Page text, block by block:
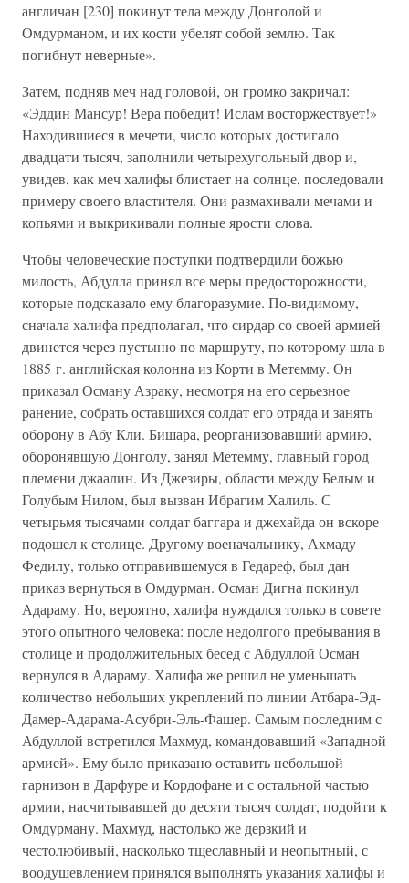
англичан [230] покинут тела между Донголой и
Омдурманом, и их кости убелят собой землю. Так
погибнут неверные».
Затем, подняв меч над головой, он громко закричал:
«Эддин Мансур! Вера победит! Ислам восторжествует!»
Находившиеся в мечети, число которых достигало
двадцати тысяч, заполнили четырехугольный двор и,
увидев, как меч халифы блистает на солнце, последовали
примеру своего властителя. Они размахивали мечами и
копьями и выкрикивали полные ярости слова.
Чтобы человеческие поступки подтвердили божью
милость, Абдулла принял все меры предосторожности,
которые подсказало ему благоразумие. По-видимому,
сначала халифа предполагал, что сирдар со своей армией
двинется через пустыню по маршруту, по которому шла в
1885 г. английская колонна из Корти в Метемму. Он
приказал Осману Азраку, несмотря на его серьезное
ранение, собрать оставшихся солдат его отряда и занять
оборону в Абу Кли. Бишара, реорганизовавший армию,
оборонявшую Донголу, занял Метемму, главный город
племени джаалин. Из Джезиры, области между Белым и
Голубым Нилом, был вызван Ибрагим Халиль. С
четырьмя тысячами солдат баггара и джехайда он вскоре
подошел к столице. Другому военачальнику, Ахмаду
Федилу, только отправившемуся в Гедареф, был дан
приказ вернуться в Омдурман. Осман Дигна покинул
Адараму. Но, вероятно, халифа нуждался только в совете
этого опытного человека: после недолгого пребывания в
столице и продолжительных бесед с Абдуллой Осман
вернулся в Адараму. Халифа же решил не уменьшать
количество небольших укреплений по линии Атбара-Эд-
Дамер-Адарама-Асубри-Эль-Фашер. Самым последним с
Абдуллой встретился Махмуд, командовавший «Западной
армией». Ему было приказано оставить небольшой
гарнизон в Дарфуре и Кордофане и с остальной частью
армии, насчитывавшей до десяти тысяч солдат, подойти к
Омдурману. Махмуд, настолько же дерзкий и
честолюбивый, насколько тщеславный и неопытный, с
воодушевлением принялся выполнять указания халифы и